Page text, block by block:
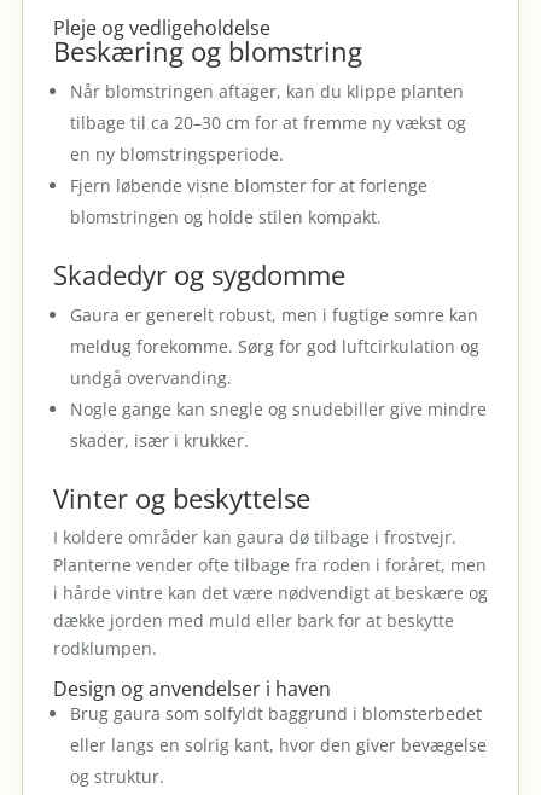
Pleje og vedligeholdelse
Beskæring og blomstring
Når blomstringen aftager, kan du klippe planten
tilbage til ca 20–30 cm for at fremme ny vækst og
en ny blomstringsperiode.
Fjern løbende visne blomster for at forlenge
blomstringen og holde stilen kompakt.
Skadedyr og sygdomme
Gaura er generelt robust, men i fugtige somre kan
meldug forekomme. Sørg for god luftcirkulation og
undgå overvanding.
Nogle gange kan snegle og snudebiller give mindre
skader, især i krukker.
Vinter og beskyttelse
I koldere områder kan gaura dø tilbage i frostvejr.
Planterne vender ofte tilbage fra roden i foråret, men
i hårde vintre kan det være nødvendigt at beskære og
dække jorden med muld eller bark for at beskytte
rodklumpen.
Design og anvendelser i haven
Brug gaura som solfyldt baggrund i blomsterbedet
eller langs en solrig kant, hvor den giver bevægelse
og struktur.